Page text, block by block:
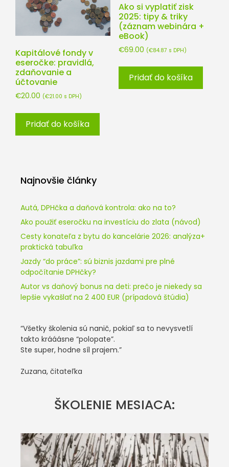
Kapitálové fondy v
eseročke: pravidlá,
zdaňovanie a
účtovanie
€20.00 (€21.00 s DPH)
Pridať do košíka
Ako si vyplatiť zisk
2025: tipy & triky
(záznam webinára +
eBook)
€69.00 (€84.87 s DPH)
Pridať do košíka
Najnovšie články
Autá, DPHčka a daňová kontrola: ako na to?
Ako použiť eseročku na investíciu do zlata (návod)
Cesty konateľa z bytu do kancelárie 2026: analýza+
praktická tabuľka
Jazdy “do práce”: sú biznis jazdami pre plné
odpočítanie DPHčky?
Autor vs daňový bonus na deti: prečo je niekedy sa
lepšie vykašlať na 2 400 EUR (prípadová štúdia)
“Všetky školenia sú nanič, pokiaľ sa to nevysvetlí
takto krááásne “polopate”.
Ste super, hodne síl prajem.”
Zuzana, čitateľka
ŠKOLENIE MESIACA: